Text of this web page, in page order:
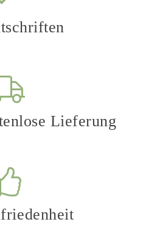
Lieferung